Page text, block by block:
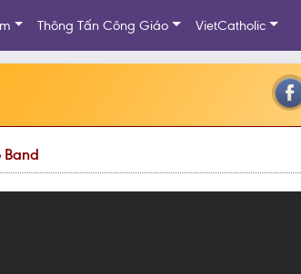
Thông Tấn Công Giáo VietCatholic
Band